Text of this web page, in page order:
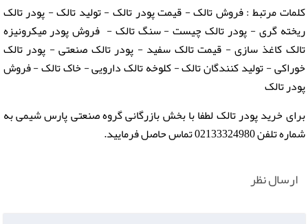
کلمات مرتبط : فروش تالک - قیمت پودر تالک - تولید تالک - پودر تالک
ریخته گری - پودر تالک چیست - سنگ تالک - فروش پودر میکرونیزه
تالک کاغذ سازی - قیمت تالک سفید - پودر تالک صنعتی - پودر تالک
خوراکی - تولید کنندگان تالک - کلوخه تالک دارویی - خاک تالک - فروش
پودر تالک
برای خرید پودر تالک لطفا با بخش بازرگانی گروه صنعتی پارس شیمی به
شماره تلفن 02133324980 تماس حاصل فرمایید.
ارسال نظر